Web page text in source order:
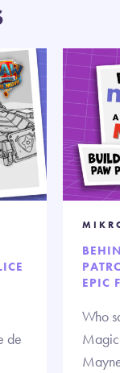
de
EPIC
Who